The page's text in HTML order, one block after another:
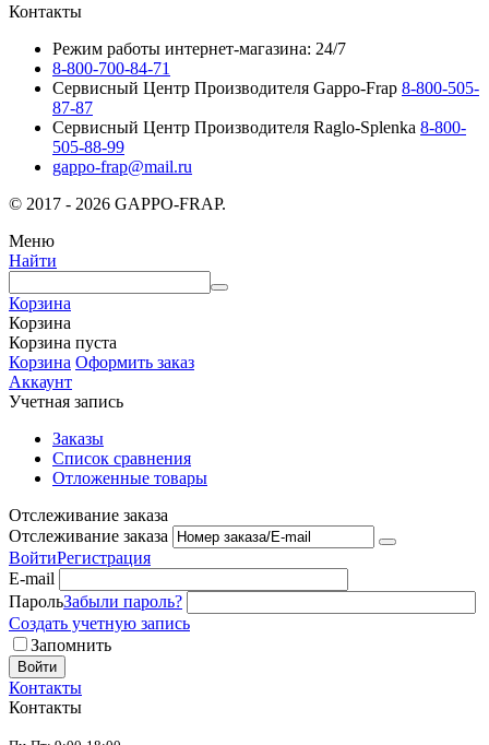
Контакты
Режим работы интернет-магазина: 24/7
8-800-700-84-71
Сервисный Центр Производителя Gappo-Frap 8-800-505-
87-87
Сервисный Центр Производителя Raglo-Splenka 8-800-
505-88-99
gappo-frap@mail.ru
© 2017 - 2026 GAPPO-FRAP.
Меню
Найти
Корзина
Корзина
Корзина пуста
Корзина Оформить заказ
Аккаунт
Учетная запись
Заказы
Список сравнения
Отложенные товары
Отслеживание заказа
Отслеживание заказа
ВойтиРегистрация
E-mail
ПарольЗабыли пароль?
Создать учетную запись
Запомнить
Войти
Контакты
Контакты